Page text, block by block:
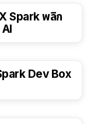
Spark พลิก
Dev Box